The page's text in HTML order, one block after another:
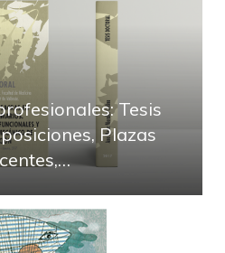
Tesis
Plazas